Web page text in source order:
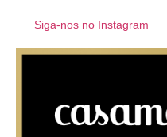
Siga-nos no Instagram